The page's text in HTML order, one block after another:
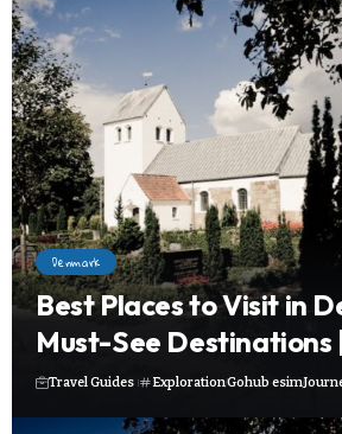
Denmark
Best Places to Visit in
Must-See Destinations
Travel Guides ExplorationGohub esim